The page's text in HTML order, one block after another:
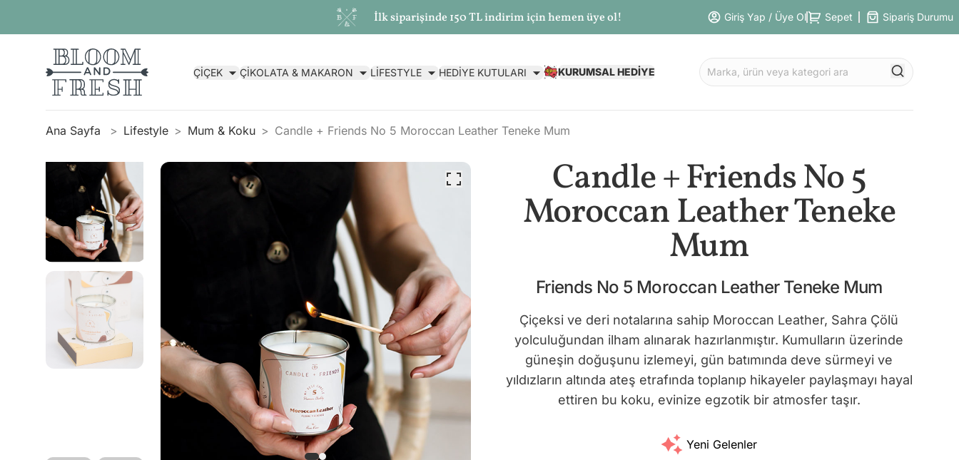
İlk siparişinde 150 TL indirim için hemen üye ol! Giriş Yap / Üye Ol Sepet Sipariş Durumu
ÇİÇEK ÇİKOLATA & MAKARON LİFESTYLE HEDİYE KUTULARI KURUMSAL HEDİYE
Ana Sayfa Lifestyle Mum & Koku Candle + Friends No 5 Moroccan Leather Teneke Mum
Candle + Friends No 5
Moroccan Leather Teneke
Mum
Friends No 5 Moroccan Leather Teneke Mum
Çiçeksi ve deri notalarına sahip Moroccan Leather, Sahra Çölü
yolculuğundan ilham alınarak hazırlanmıştır. Kumulların üzerinde
güneşin doğuşunu izlemeyi, gün batımında deve sürmeyi ve
yıldızların altında ateş etrafında toplanıp hikayeler paylaşmayı hayal
ettiren bu koku, evinize egzotik bir atmosfer taşır.
Yeni Gelenler